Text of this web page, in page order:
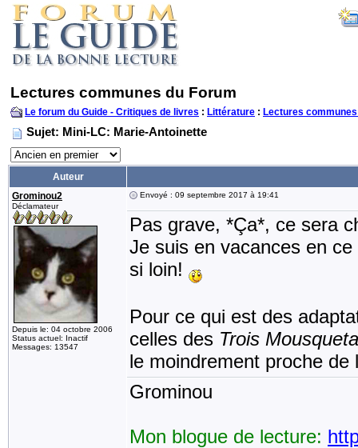
Lectures communes du Forum
Le forum du Guide - Critiques de livres : Littérature : Lectures
Sujet: Mini-LC: Marie-Antoinette
Auteur
Grominou2
Déclamateur
Depuis le: 04 octobre 2006
Status actuel: Inactif
Messages: 13547
Envoyé : 09 septembre 2017 à 19:41
Pas grave, *Ça*, ce sera
Je suis en vacances en
si loin!
Pour ce qui est des
celles des Trois
le moindrement proche
Grominou
Mon blogue de lecture: